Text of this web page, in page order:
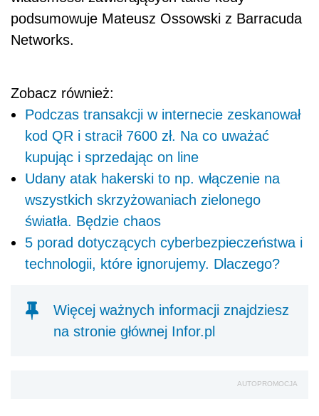
podsumowuje Mateusz Ossowski z Barracuda
Networks.
Zobacz również:
Podczas transakcji w internecie zeskanował
kod QR i stracił 7600 zł. Na co uważać
kupując i sprzedając on line
Udany atak hakerski to np. włączenie na
wszystkich skrzyżowaniach zielonego
światła. Będzie chaos
5 porad dotyczących cyberbezpieczeństwa i
technologii, które ignorujemy. Dlaczego?
Więcej ważnych informacji znajdziesz
na stronie głównej Infor.pl
AUTOPROMOCJA